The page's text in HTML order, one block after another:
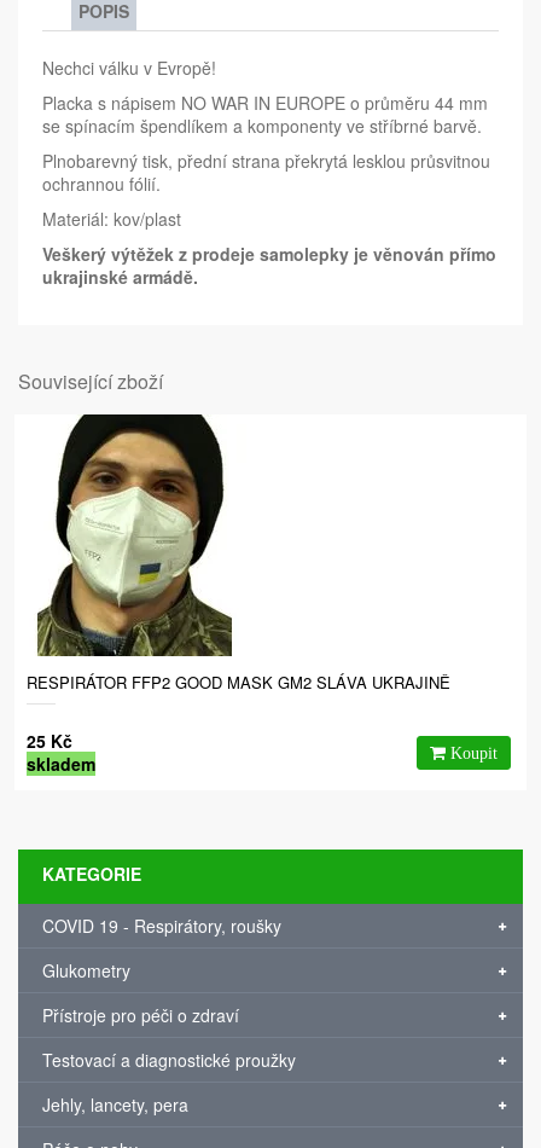
POPIS
Nechci válku v Evropě!
Placka s nápisem NO WAR IN EUROPE o průměru 44 mm
se spínacím špendlíkem a komponenty ve stříbrné barvě.
Plnobarevný tisk, přední strana překrytá lesklou průsvitnou
ochrannou fólií.
Materiál: kov/plast
Veškerý výtěžek z prodeje samolepky je věnován přímo
ukrajinské armádě.
Související zboží
RESPIRÁTOR FFP2 GOOD MASK GM2 SLÁVA UKRAJINĚ
25 Kč
skladem
KATEGORIE
COVID 19 - Respirátory, roušky
Glukometry
Přístroje pro péči o zdraví
Testovací a diagnostické proužky
Jehly, lancety, pera